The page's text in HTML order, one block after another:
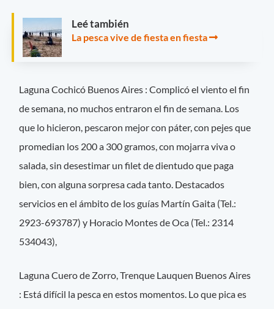
Leé también
La pesca vive de fiesta en fiesta
Laguna Cochicó Buenos Aires : Complicó el viento el fin
de semana, no muchos entraron el fin de semana. Los
que lo hicieron, pescaron mejor con páter, con pejes que
promedian los 200 a 300 gramos, con mojarra viva o
salada, sin desestimar un filet de dientudo que paga
bien, con alguna sorpresa cada tanto. Destacados
servicios en el ámbito de los guías Martín Gaita (Tel.:
2923-693787) y Horacio Montes de Oca (Tel.: 2314
534043),
Laguna Cuero de Zorro, Trenque Lauquen Buenos Aires
: Está difícil la pesca en estos momentos. Lo que pica es